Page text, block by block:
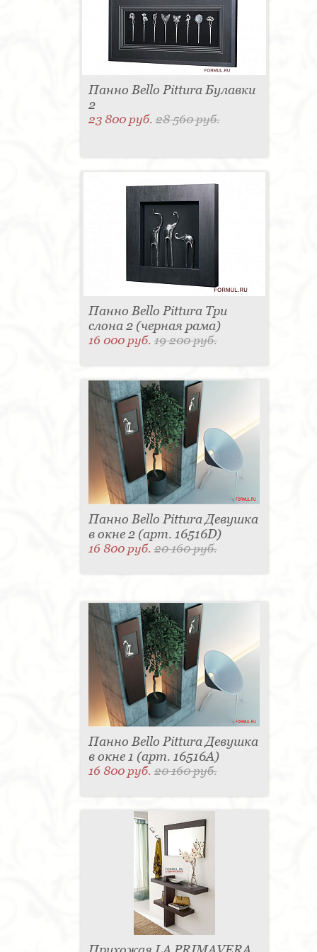
Мыльница - 1Подставка под зонт - 1
Панно Bello Pittura Булавки
2
23 800 руб.28 560 руб.
Панно Bello Pittura Три
слона 2 (черная рама)
16 000 руб.19 200 руб.
Панно Bello Pittura Девушка
в окне 2 (арт. 16516D)
16 800 руб.20 160 руб.
Панно Bello Pittura Девушка
в окне 1 (арт. 16516A)
16 800 руб.20 160 руб.